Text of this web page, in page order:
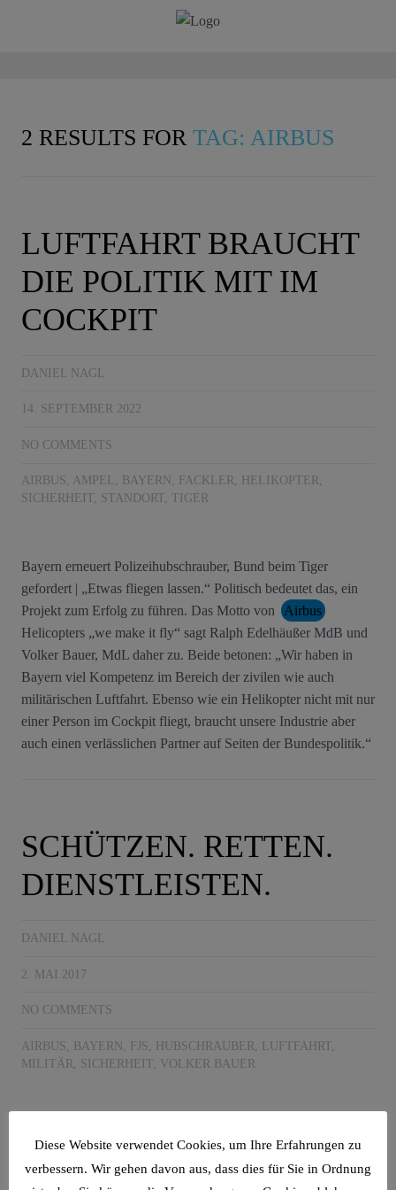
2 RESULTS FOR TAG: AIRBUS
LUFTFAHRT BRAUCHT
DIE POLITIK MIT IM
COCKPIT
DANIEL NAGL
14. SEPTEMBER 2022
NO COMMENTS
AIRBUS, AMPEL, BAYERN , FACKLER, HELIKOPTER,
SICHERHEIT, STANDORT, TIGER
Bayern erneuert Polizeihubschrauber, Bund beim Tiger
gefordert | „Etwas fliegen lassen.“ Politisch bedeutet das, ein
Projekt zum Erfolg zu führen. Das Motto von
Airbus
Helicopters „we make it fly“ sagt Ralph Edelhäußer MdB und
Volker Bauer, MdL daher zu. Beide betonen: „Wir haben in
Bayern viel Kompetenz im Bereich der zivilen wie auch
militärischen Luftfahrt. Ebenso wie ein Helikopter nicht mit nur
einer Person im Cockpit fliegt, braucht unsere Industrie aber
auch einen verlässlichen Partner auf Seiten der Bundespolitik.“
SCHÜTZEN. RETTEN.
DIENSTLEISTEN.
DANIEL NAGL
2. MAI 2017
NO COMMENTS
AIRBUS BAYERN FJS HUBSCHRAUBER LUFTFAHRT
MILITÄR
SICHERHEIT VOLKER BAUER
beschäftigt die Region. „Die erneute Stationierung von
Helikoptern in den modernen Hallen würde der Kreisstadt gut
Diese Website verwendet Cookies, um Ihre Erfahrungen zu
verbessern. Wir gehen davon aus, dass dies für Sie in Ordnung